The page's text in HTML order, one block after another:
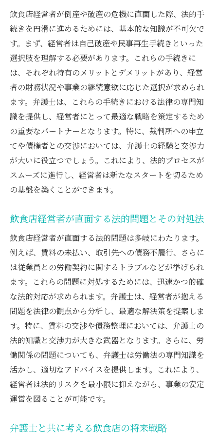
弁護士の知識を活かした法的手続きの進め
飲食店の法的問題解決における弁護士の力
弁護士から学ぶ飲食店倒産時の法律の基礎
弁護士と共に進める飲食店経営再建のためのス
テップ
弁護士と共に取り組む経営再建の第一歩
飲食店再建のための計画策定と弁護士の役
割
弁護士が支える新たな経営戦略の構築方法
飲食店再建に欠かせない法的支援とその活
用
弁護士と共に進める再建プロセスの具体例
飲食店経営者が知っておくべき弁護士による破
産手続きの流れ
弁護士がナビゲートする破産手続きの流れ
破産手続きにおける重要なポイントと注意
点
飲食店経営者が理解すべき破産の基本ステ
ップ
弁護士のサポートを活かした法的手続きの
進行
破産手続きを円滑に進めるための弁護士の
役割
飲食店経営者が倒産や破産の危機に直面した際、法的手
続きを円滑に進めるためには、基本的な知識が不可欠で
す。まず、経営者は自己破産や民事再生手続きといった
選択肢を理解する必要があります。これらの手続きに
は、それぞれ特有のメリットとデメリットがあり、経営
者の財務状況や事業の継続意欲に応じた選択が求められ
ます。弁護士は、これらの手続きにおける法律の専門知
識を提供し、経営者にとって最適な戦略を策定するため
の重要なパートナーとなります。特に、裁判所への申立
てや債権者との交渉においては、弁護士の経験と交渉力
が大いに役立つでしょう。これにより、法的プロセスが
スムーズに進行し、経営者は新たなスタートを切るため
の基盤を築くことができます。
飲食店経営者が直面する法的問題とその対処法
飲食店経営者が直面する法的問題は多岐にわたります。
例えば、賃料の未払い、取引先への債務不履行、さらに
は従業員との労働契約に関するトラブルなどが挙げられ
ます。これらの問題に対処するためには、迅速かつ的確
な法的対応が求められます。弁護士は、経営者が抱える
問題を法律の観点から分析し、最適な解決策を提案しま
す。特に、賃料の交渉や債務整理においては、弁護士の
法的知識と交渉力が大きな武器となります。さらに、労
働関係の問題についても、弁護士は労働法の専門知識を
活かし、適切なアドバイスを提供します。これにより、
経営者は法的リスクを最小限に抑えながら、事業の安定
運営を図ることが可能です。
弁護士と共に考える飲食店の将来戦略